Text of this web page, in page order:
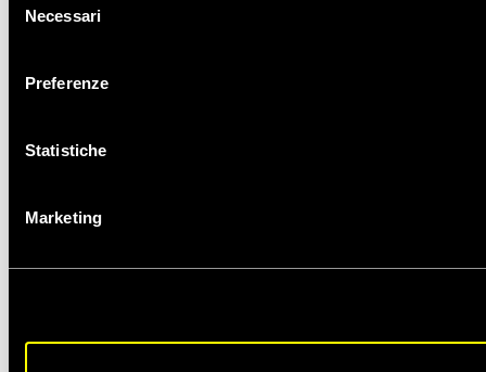
delNecessari
Preferenze
Statistiche
Marketing